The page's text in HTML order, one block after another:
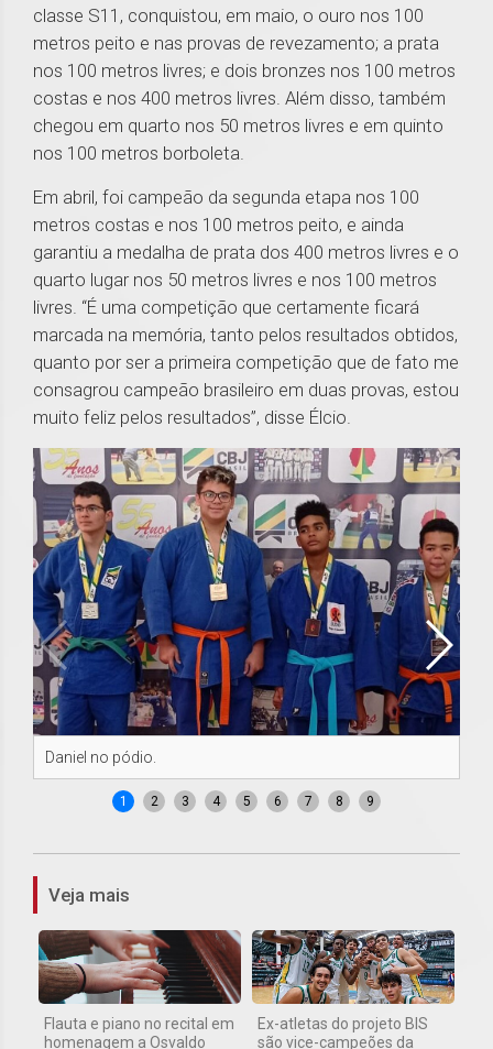
classe S11, conquistou, em maio, o ouro nos 100
metros peito e nas provas de revezamento; a prata
nos 100 metros livres; e dois bronzes nos 100 metros
costas e nos 400 metros livres. Além disso, também
chegou em quarto nos 50 metros livres e em quinto
nos 100 metros borboleta.
Em abril, foi campeão da segunda etapa nos 100
metros costas e nos 100 metros peito, e ainda
garantiu a medalha de prata dos 400 metros livres e o
quarto lugar nos 50 metros livres e nos 100 metros
livres. “É uma competição que certamente ficará
marcada na memória, tanto pelos resultados obtidos,
quanto por ser a primeira competição que de fato me
consagrou campeão brasileiro em duas provas, estou
muito feliz pelos resultados”, disse Élcio.
Daniel no pódio.
1 2 3 4 5 6 7 8 9
Veja mais
Flauta e piano no recital em
homenagem a Osvaldo
Ex-atletas do projeto BIS
são vice-campeões da